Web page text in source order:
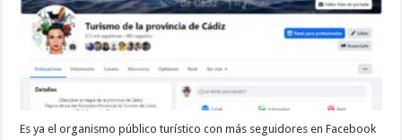
Es ya el organismo público turístico con más seguidores en Facebook